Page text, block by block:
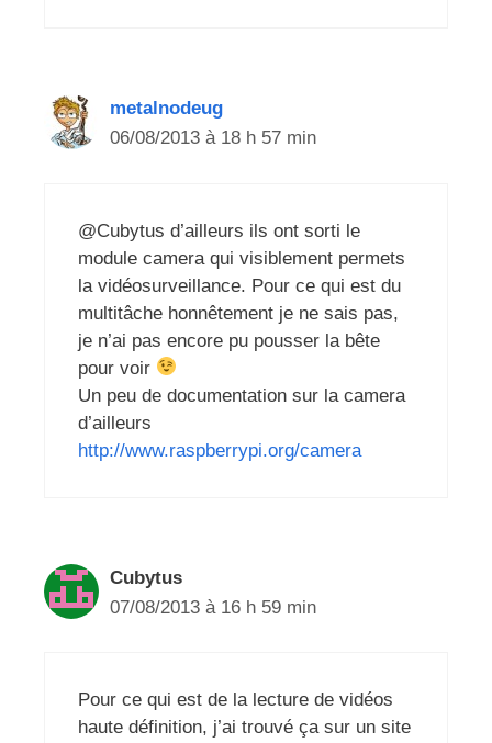
metalnodeug
06/08/2013 à 18 h 57 min
@Cubytus d’ailleurs ils ont sorti le
module camera qui visiblement permets
la vidéosurveillance. Pour ce qui est du
multitâche honnêtement je ne sais pas,
je n’ai pas encore pu pousser la bête
pour voir
Un peu de documentation sur la camera
d’ailleurs
http://www.raspberrypi.org/camera
Cubytus
07/08/2013 à 16 h 59 min
Pour ce qui est de la lecture de vidéos
haute définition, j’ai trouvé ça sur un site